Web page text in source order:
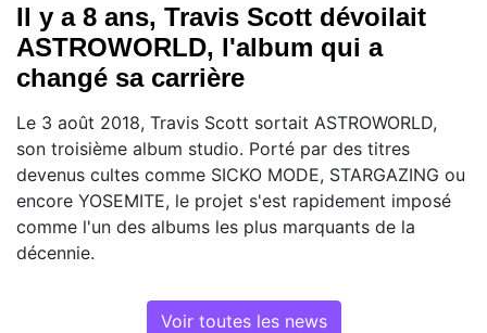
Il y a 8 ans, Travis Scott dévoilait
ASTROWORLD, l'album qui a
changé sa carrière
Le 3 août 2018, Travis Scott sortait ASTROWORLD,
son troisième album studio. Porté par des titres
devenus cultes comme SICKO MODE, STARGAZING ou
encore YOSEMITE, le projet s'est rapidement imposé
comme l'un des albums les plus marquants de la
décennie.
Voir toutes les news